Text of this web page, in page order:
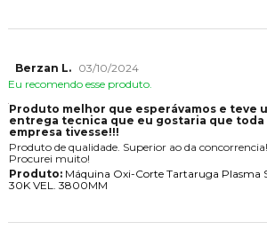
Berzan L.
03/10/2024
Eu recomendo esse produto.
Produto melhor que esperávamos e teve
entrega tecnica que eu gostaria que toda
empresa tivesse!!!
Produto de qualidade. Superior ao da
Procurei muito!
Produto:Máquina Oxi-Corte Tartaruga Plasma
30K VEL. 3800MM